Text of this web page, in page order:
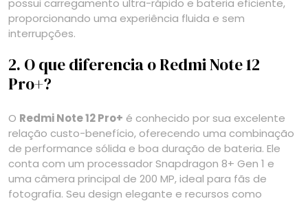
proporcionando uma experiência fluida e sem
interrupções.
2. O que diferencia o Redmi Note 12
Pro+?
O Redmi Note 12 Pro+ é conhecido por sua excelente
relação custo-benefício, oferecendo uma combinação
de performance sólida e boa duração de bateria. Ele
conta com um processador Snapdragon 8+ Gen 1 e
uma câmera principal de 200 MP, ideal para fãs de
fotografia. Seu design elegante e recursos como